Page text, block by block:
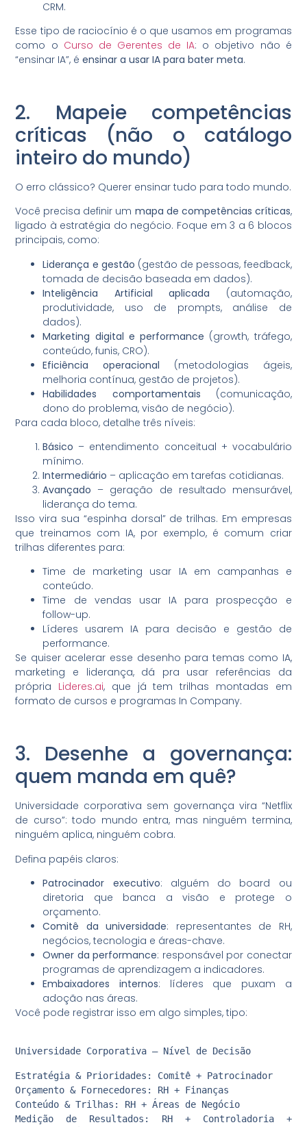
CRM.
Esse tipo de raciocínio é o que usamos em programas
como o Curso de Gerentes de IA: o objetivo não é
“ensinar IA”, éensinar a usar IA para bater meta.
2. Mapeie competências
críticas (não o catálogo
inteiro do mundo)
O erro clássico? Querer ensinar tudo para todo mundo.
Você precisa definir um mapa de competências críticas,
ligado à estratégia do negócio. Foque em 3 a 6 blocos
principais, como:
Liderança e gestão (gestão de pessoas, feedback,
tomada de decisão baseada em dados).
Inteligência Artificial aplicada (automação,
produtividade, uso de prompts, análise de
dados).
Marketing digital e performance (growth, tráfego,
conteúdo, funis, CRO).
Eficiência operacional (metodologias ágeis,
melhoria contínua, gestão de projetos).
Habilidades comportamentais (comunicação,
dono do problema, visão de negócio).
Para cada bloco, detalhe três níveis:
Básico – entendimento conceitual + vocabulário
mínimo.
Intermediário – aplicação em tarefas cotidianas.
Avançado – geração de resultado mensurável,
liderança do tema.
Isso vira sua “espinha dorsal” de trilhas. Em empresas
que treinamos com IA, por exemplo, é comum criar
trilhas diferentes para:
Time de marketing usar IA em campanhas e
conteúdo.
Time de vendas usar IA para prospecção e
follow-up.
Líderes usarem IA para decisão e gestão de
performance.
Se quiser acelerar esse desenho para temas como IA,
marketing e liderança, dá pra usar referências da
própria Lideres.ai, que já tem trilhas montadas em
formato de cursos e programas In Company.
3. Desenhe a governança:
quem manda em quê?
Universidade corporativa sem governança vira “Netflix
de curso”: todo mundo entra, mas ninguém termina,
ninguém aplica, ninguém cobra.
Defina papéis claros:
Patrocinador executivo: alguém do board ou
diretoria que banca a visão e protege o
orçamento.
Comitê da universidade: representantes de RH,
negócios, tecnologia e áreas-chave.
Owner da performance: responsável por conectar
programas de aprendizagem a indicadores.
Embaixadores internos: líderes que puxam a
adoção nas áreas.
Você pode registrar isso em algo simples, tipo:
Universidade Corporativa – Nível de Decisão
Estratégia & Prioridades: Comitê + Patrocinador
Orçamento & Fornecedores: RH + Finanças
Conteúdo & Trilhas: RH + Áreas de Negócio
Medição de Resultados: RH + Controladoria +